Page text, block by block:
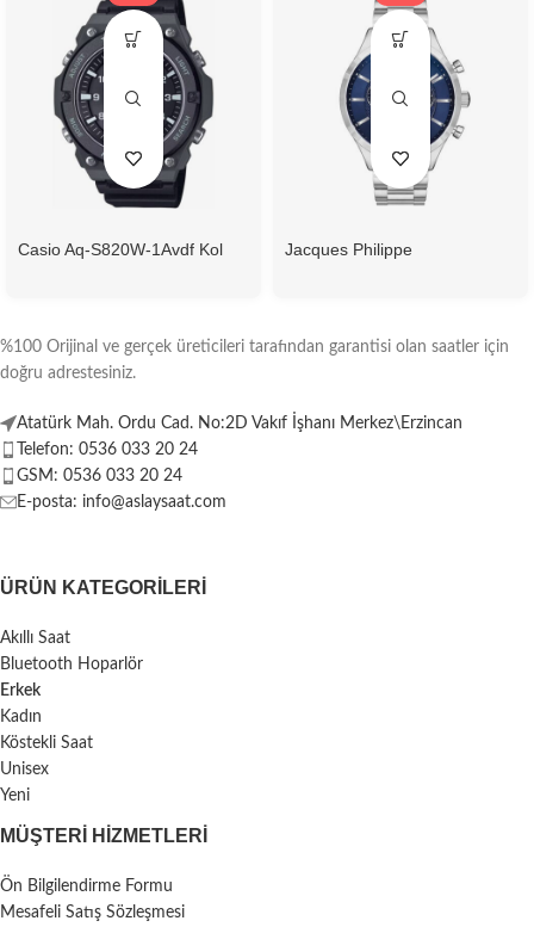
Casio Aq-S820W-1Avdf Kol
Jacques Philippe
%100 Orijinal ve gerçek üreticileri tarafından garantisi olan saatler için
doğru adrestesiniz.
Atatürk Mah. Ordu Cad. No:2D Vakıf İşhanı Merkez\Erzincan
Telefon: 0536 033 20 24
GSM: 0536 033 20 24
E-posta: info@aslaysaat.com
ÜRÜN KATEGORILERI
Akıllı Saat
Bluetooth Hoparlör
Erkek
Kadın
Köstekli Saat
Unisex
Yeni
MÜŞTERI HIZMETLERI
Ön Bilgilendirme Formu
Mesafeli Satış Sözleşmesi